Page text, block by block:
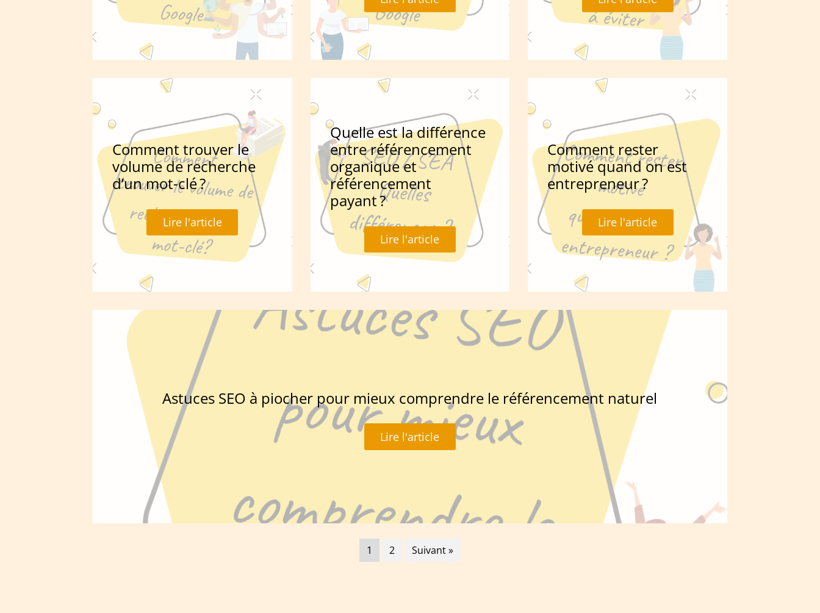
Comment trouver le
volume de recherche
d’un mot-clé ?
Lire l'article
Quelle est la différence
entre référencement
organique et
référencement
payant ?
Lire l'article
Comment rester
motivé quand on est
entrepreneur ?
Lire l'article
Astuces SEO à piocher pour mieux comprendre le référencement naturel
Lire l'article
1 2 Suivant »